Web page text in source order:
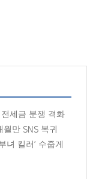
세금 분쟁 격화
월만 SNS 복귀
녀 킬러’ 수줍게